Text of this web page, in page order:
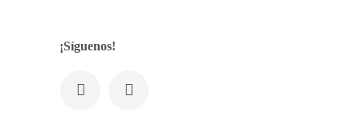
¡Síguenos!